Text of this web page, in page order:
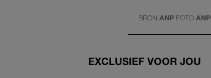
BRON ANP FOTO ANP
EXCLUSIEF VOOR JOU